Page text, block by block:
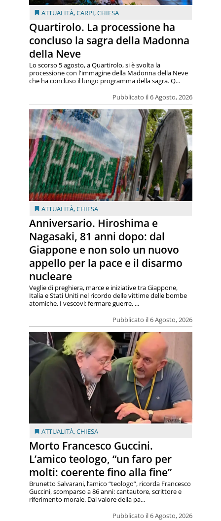
ATTUALITÀ,CARPI,CHIESA
Quartirolo. La processione ha
concluso la sagra della Madonna
della Neve
Pubblicato il 6 Agosto, 2026
Lo scorso 5 agosto, a Quartirolo, si è svolta la
processione con l'immagine della Madonna della Neve
che ha concluso il lungo programma della sagra. Q...
ATTUALITÀ,CHIESA
Anniversario. Hiroshima e
Nagasaki, 81 anni dopo: dal
Giappone e non solo un nuovo
appello per la pace e il disarmo
nucleare
Pubblicato il 6 Agosto, 2026
Veglie di preghiera, marce e iniziative tra Giappone,
Italia e Stati Uniti nel ricordo delle vittime delle bombe
atomiche. I vescovi: fermare guerre, ...
ATTUALITÀ,CHIESA
Morto Francesco Guccini.
L’amico teologo, “un faro per
molti: coerente fino alla fine”
Pubblicato il 6 Agosto, 2026
Brunetto Salvarani, l’amico “teologo”, ricorda Francesco
Guccini, scomparso a 86 anni: cantautore, scrittore e
riferimento morale. Dal valore della pa...